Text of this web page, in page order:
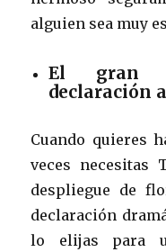
alguien sea muy
El gran
declaración
Cuando quieres
veces necesitas
despliegue de
declaración
lo elijas para